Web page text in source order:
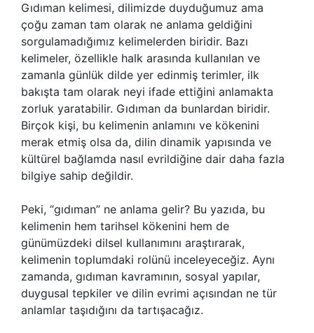
Gıdıman kelimesi, dilimizde duyduğumuz ama
çoğu zaman tam olarak ne anlama geldiğini
sorgulamadığımız kelimelerden biridir. Bazı
kelimeler, özellikle halk arasında kullanılan ve
zamanla günlük dilde yer edinmiş terimler, ilk
bakışta tam olarak neyi ifade ettiğini anlamakta
zorluk yaratabilir. Gıdıman da bunlardan biridir.
Birçok kişi, bu kelimenin anlamını ve kökenini
merak etmiş olsa da, dilin dinamik yapısında ve
kültürel bağlamda nasıl evrildiğine dair daha fazla
bilgiye sahip değildir.
Peki, “gıdıman” ne anlama gelir? Bu yazıda, bu
kelimenin hem tarihsel kökenini hem de
günümüzdeki dilsel kullanımını araştırarak,
kelimenin toplumdaki rolünü inceleyeceğiz. Aynı
zamanda, gıdıman kavramının, sosyal yapılar,
duygusal tepkiler ve dilin evrimi açısından ne tür
anlamlar taşıdığını da tartışacağız.